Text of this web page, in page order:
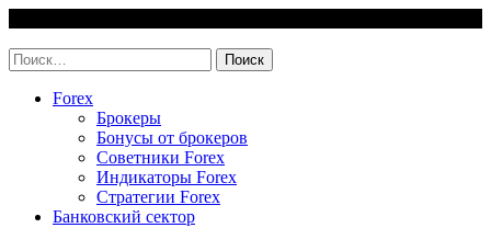
content
Найти:
Forex
Брокеры
Бонусы от брокеров
Советники Forex
Индикаторы Forex
Стратегии Forex
Банковский сектор